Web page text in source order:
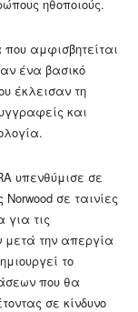
ηθοποιούς.
που αμφισβητείται
ένα βασικό
έκλεισαν τη
και
υπενθύμισε σε
σε ταινίες
για τις
μετά την απεργία
το
που θα
σε κίνδυνο